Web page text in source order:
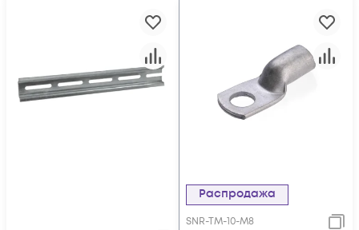
Распродажа
SNR-TM-10-M8